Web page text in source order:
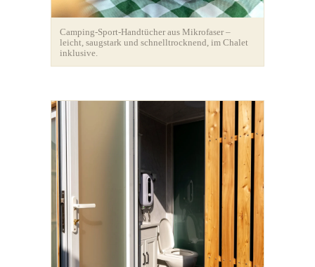
Camping-Sport-Handtücher aus Mikrofaser –
leicht, saugstark und schnelltrocknend, im Chalet
inklusive.